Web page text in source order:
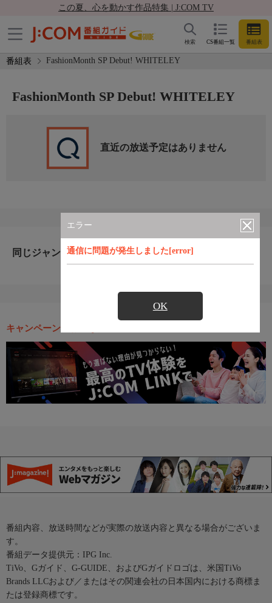
この夏、心を動かす作品特集 | J:COM TV
CS番組一覧 番組表
検索
番組表 FashionMonth SP Debut! WHITELEY
エラー
通信に問題が発生しました[error]
OK
FashionMonth SP Debut! WHITELEY
直近の放送予定はありません
同じジャンルのおすすめ番組
キャンペーン・お得な情報
番組内容、放送時間などが実際の放送内容と異なる場合がございま
す。
番組データ提供元：IPG Inc.
TiVo、Gガイド、G-GUIDE、およびGガイドロゴは、米国TiVo
Brands LLCおよび／またはその関連会社の日本国内における商標ま
たは登録商標です。